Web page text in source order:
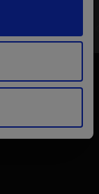
her se nemohou